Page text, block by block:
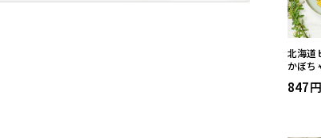
北海道
かぼち
847